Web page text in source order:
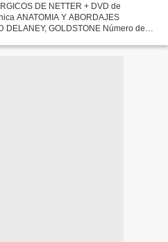
DE NETTER + DVD de
ANATOMIA Y ABORDAJES
DELANEY, GOLDSTONE Número de